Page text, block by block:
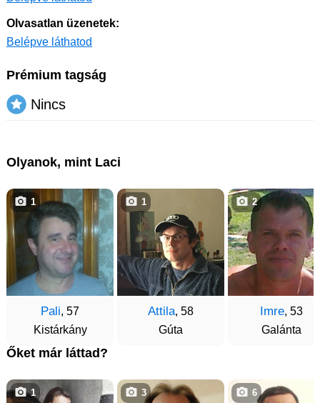
Olvasatlan üzenetek:
Belépve láthatod
Prémium tagság
Nincs
Olyanok, mint Laci
Pali, 57
Kistárkány
1
Attila, 58
Gúta
1
Imre, 53
Galánta
2
Őket már láttad?
1 3 6